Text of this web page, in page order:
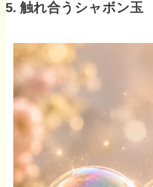
5. 触れ合うシャボン玉